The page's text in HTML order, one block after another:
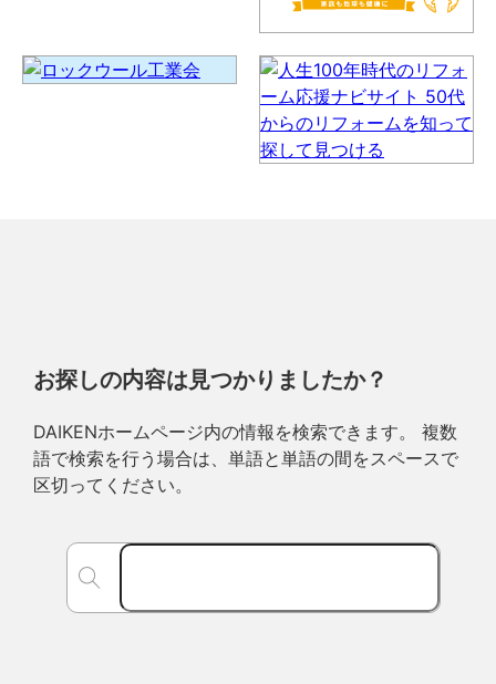
お探しの内容は見つかりましたか？
DAIKENホームページ内の情報を検索できます。 複数
語で検索を行う場合は、単語と単語の間をスペースで
区切ってください。